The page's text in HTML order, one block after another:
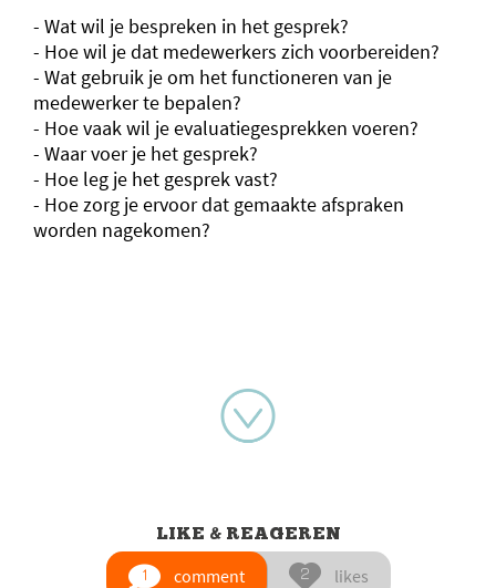
- Wat wil je bespreken in het gesprek?
- Hoe wil je dat medewerkers zich voorbereiden?
- Wat gebruik je om het functioneren van je
medewerker te bepalen?
- Hoe vaak wil je evaluatiegesprekken voeren?
- Waar voer je het gesprek?
- Hoe leg je het gesprek vast?
- Hoe zorg je ervoor dat gemaakte afspraken
worden nagekomen?
LIKE & REAGEREN
comment likes